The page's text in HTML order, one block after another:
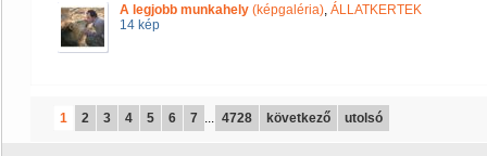
A legjobb munkahely (képgaléria), ÁLLATKERTEK
14 kép
1 2 3 4 5 6 7 ... 4728 következő utolsó